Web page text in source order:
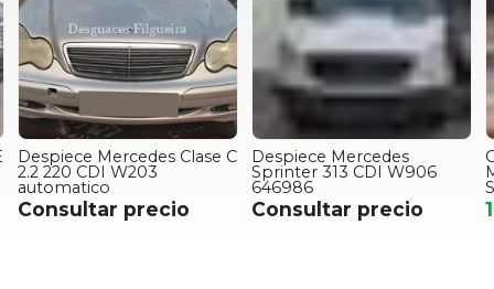
Despiece Mercedes Clase C
2.2 220 CDI W203
automatico
Consultar precio
Despiece Mercedes
Sprinter 313 CDI W906
646986
Consultar precio